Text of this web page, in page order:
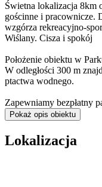
Świetna lokalizacja 8km
gościnne i pracownicze.
wzgórza rekreacyjno-
Wiślany. Cisza i spokój
Położenie obiektu w
W odległości 300 m
ptactwa wodnego.
Zapewniamy bezpłatny
bezprzewodowego oraz
Liczba miejsc 24 z
Pokaż opis obiektu
Lokalizacja